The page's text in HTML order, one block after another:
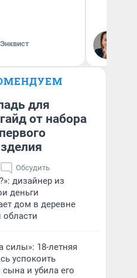
для
от набора
Обсудить
дизайнер из
деньги
дом в деревне
области
силы»: 18-летняя
успокоить
сына и убила его